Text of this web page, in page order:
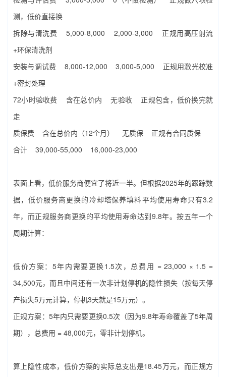
测，低价直接换
拆除与清洗费 5,000-8,000 2,000-3,000 正规用高压射流
+环保清洗剂
安装与调试费 8,000-12,000 3,000-5,000 正规用激光校准
+密封处理
72小时验收费 含在总价内 无验收 正规包含，低价换完就
走
质保费 含在总价内（12个月） 无质保 正规有合同质保
合计‌ ‌39,000-55,000‌ ‌16,000-23,000‌
表面上看，低价服务商便宜了将近一半。但根据2025年的跟踪数
据，低价服务商更换的‌冷却塔保养填料‌平均使用寿命只有3.2
年，而正规服务商更换的平均使用寿命达到9.8年。按五年一个
周期计算：
低价方案：5年内需要更换1.5次，总费用 = 23,000 × 1.5 =
34,500元，而且中间还有一次非计划停机的隐性损失（按每天停
产损失5万元计算，停机3天就是15万元）。
正规方案：5年内只需要更换0.5次（因为9.8年寿命覆盖了5年周
期），总费用 = 48,000元，零非计划停机。
算上隐性成本，低价方案的实际总支出是18.45万元，而正规方